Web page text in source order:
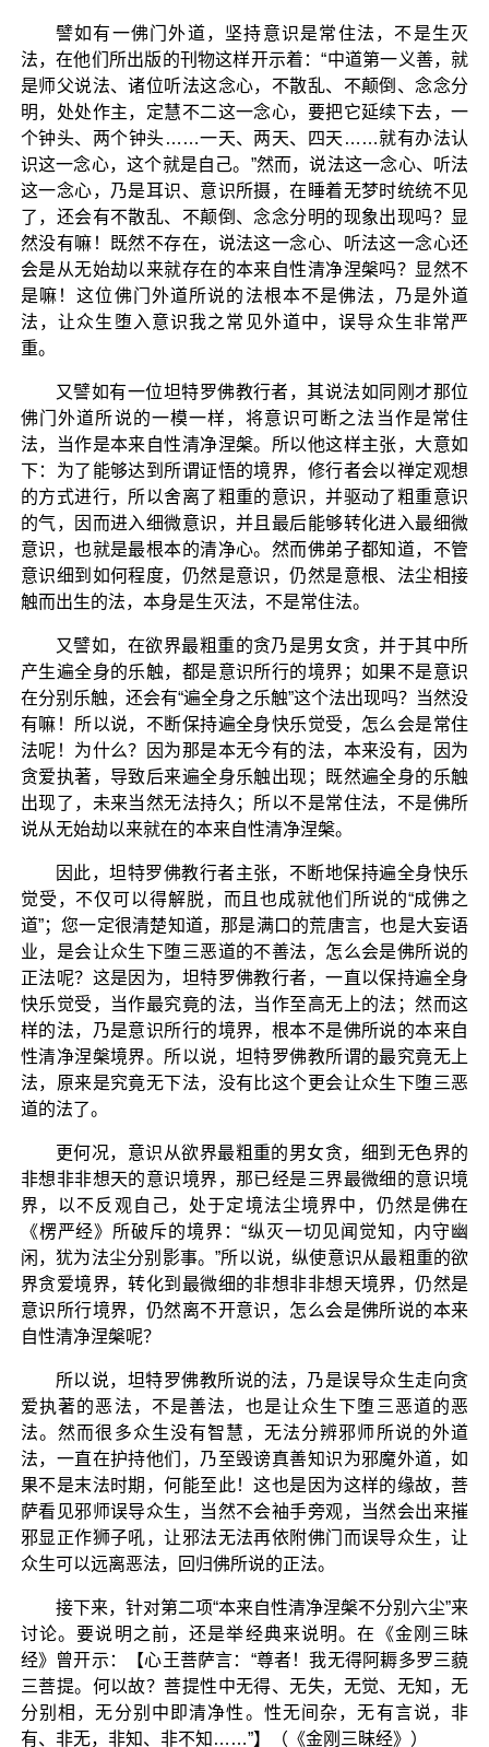
譬如有一佛门外道，坚持意识是常住法，不是生灭
法，在他们所出版的刊物这样开示着：“中道第一义善，就
是师父说法、诸位听法这念心，不散乱、不颠倒、念念分
明，处处作主，定慧不二这一念心，要把它延续下去，一
个钟头、两个钟头……一天、两天、四天……就有办法认
识这一念心，这个就是自己。”然而，说法这一念心、听法
这一念心，乃是耳识、意识所摄，在睡着无梦时统统不见
了，还会有不散乱、不颠倒、念念分明的现象出现吗？显
然没有嘛！既然不存在，说法这一念心、听法这一念心还
会是从无始劫以来就存在的本来自性清净涅槃吗？显然不
是嘛！这位佛门外道所说的法根本不是佛法，乃是外道
法，让众生堕入意识我之常见外道中，误导众生非常严
重。
又譬如有一位坦特罗佛教行者，其说法如同刚才那位
佛门外道所说的一模一样，将意识可断之法当作是常住
法，当作是本来自性清净涅槃。所以他这样主张，大意如
下：为了能够达到所谓证悟的境界，修行者会以禅定观想
的方式进行，所以舍离了粗重的意识，并驱动了粗重意识
的气，因而进入细微意识，并且最后能够转化进入最细微
意识，也就是最根本的清净心。然而佛弟子都知道，不管
意识细到如何程度，仍然是意识，仍然是意根、法尘相接
触而出生的法，本身是生灭法，不是常住法。
又譬如，在欲界最粗重的贪乃是男女贪，并于其中所
产生遍全身的乐触，都是意识所行的境界；如果不是意识
在分别乐触，还会有“遍全身之乐触”这个法出现吗？当然没
有嘛！所以说，不断保持遍全身快乐觉受，怎么会是常住
法呢！为什么？因为那是本无今有的法，本来没有，因为
贪爱执著，导致后来遍全身乐触出现；既然遍全身的乐触
出现了，未来当然无法持久；所以不是常住法，不是佛所
说从无始劫以来就在的本来自性清净涅槃。
因此，坦特罗佛教行者主张，不断地保持遍全身快乐
觉受，不仅可以得解脱，而且也成就他们所说的“成佛之
道”；您一定很清楚知道，那是满口的荒唐言，也是大妄语
业，是会让众生下堕三恶道的不善法，怎么会是佛所说的
正法呢？这是因为，坦特罗佛教行者，一直以保持遍全身
快乐觉受，当作最究竟的法，当作至高无上的法；然而这
样的法，乃是意识所行的境界，根本不是佛所说的本来自
性清净涅槃境界。所以说，坦特罗佛教所谓的最究竟无上
法，原来是究竟无下法，没有比这个更会让众生下堕三恶
道的法了。
更何况，意识从欲界最粗重的男女贪，细到无色界的
非想非非想天的意识境界，那已经是三界最微细的意识境
界，以不反观自己，处于定境法尘境界中，仍然是佛在
《楞严经》所破斥的境界：“纵灭一切见闻觉知，内守幽
闲，犹为法尘分别影事。”所以说，纵使意识从最粗重的欲
界贪爱境界，转化到最微细的非想非非想天境界，仍然是
意识所行境界，仍然离不开意识，怎么会是佛所说的本来
自性清净涅槃呢？
所以说，坦特罗佛教所说的法，乃是误导众生走向贪
爱执著的恶法，不是善法，也是让众生下堕三恶道的恶
法。然而很多众生没有智慧，无法分辨邪师所说的外道
法，一直在护持他们，乃至毁谤真善知识为邪魔外道，如
果不是末法时期，何能至此！这也是因为这样的缘故，菩
萨看见邪师误导众生，当然不会袖手旁观，当然会出来摧
邪显正作狮子吼，让邪法无法再依附佛门而误导众生，让
众生可以远离恶法，回归佛所说的正法。
接下来，针对第二项“本来自性清净涅槃不分别六尘”来
讨论。要说明之前，还是举经典来说明。在《金刚三昧
经》曾开示：【心王菩萨言：“尊者！我无得阿耨多罗三藐
三菩提。何以故？菩提性中无得、无失，无觉、无知，无
分别相，无分别中即清净性。性无间杂，无有言说，非
有、非无，非知、非不知……”】（《金刚三昧经》）